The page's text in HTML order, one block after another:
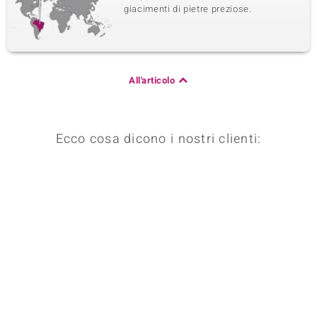
giacimenti di pietre preziose.
All'articolo
Ecco cosa dicono i nostri clienti: